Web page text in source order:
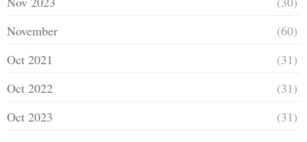
November
(60)
Oct 2021
(31)
Oct 2022
(31)
Oct 2023
(31)